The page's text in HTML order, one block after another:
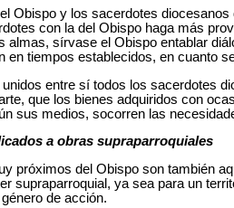
Obispo y los sacerdotes
con la del Obispo haga más
almas, sírvase el Obispo entablar
en tiempos establecidos, en cuanto
entre sí todos los sacerdotes
que los bienes adquiridos con
sus medios, socorren las
a obras supraparroquiales
próximos del Obispo son también
supraparroquial, ya sea para un
de acción.